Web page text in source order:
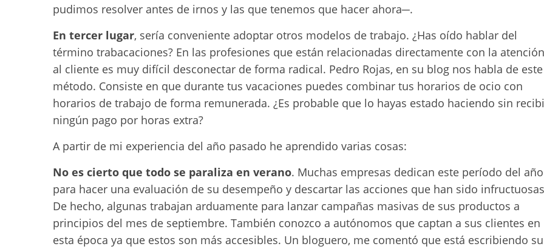
pudimos resolver antes de irnos y las que tenemos que hacer ahora─.
En tercer lugar, sería conveniente adoptar otros modelos de trabajo. ¿Has oído hablar del
término trabacaciones? En las profesiones que están relacionadas directamente con la atención
al cliente es muy difícil desconectar de forma radical. Pedro Rojas, en su blog nos habla de este
método. Consiste en que durante tus vacaciones puedes combinar tus horarios de ocio con
horarios de trabajo de forma remunerada. ¿Es probable que lo hayas estado haciendo sin
ningún pago por horas extra?
A partir de mi experiencia del año pasado he aprendido varias cosas:
No es cierto que todo se paraliza en verano. Muchas empresas dedican este período del año
para hacer una evaluación de su desempeño y descartar las acciones que han sido
De hecho, algunas trabajan arduamente para lanzar campañas masivas de sus productos a
principios del mes de septiembre. También conozco a autónomos que captan a sus clientes en
esta época ya que estos son más accesibles. Un bloguero, me comentó que está escribiendo